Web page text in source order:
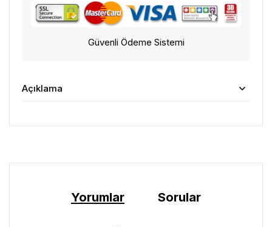
Güvenli Ödeme Sistemi
Açıklama
Yorumlar Sorular